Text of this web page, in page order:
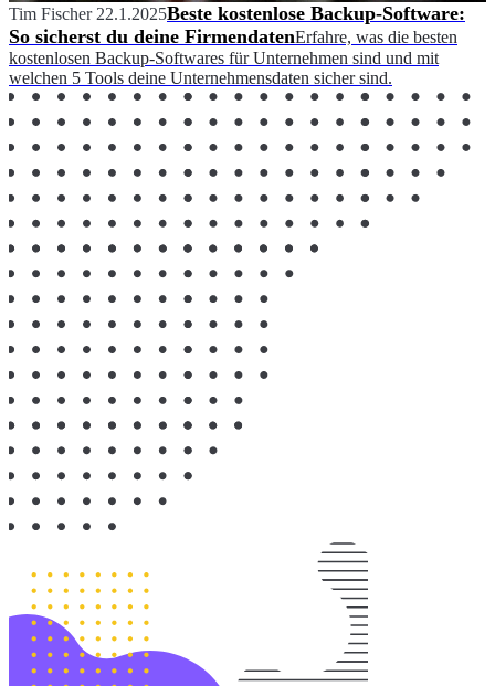
Tim Fischer 22.1.2025Beste kostenlose Backup-Software:
So sicherst du deine FirmendatenErfahre, was die besten
kostenlosen Backup-Softwares für Unternehmen sind und mit
welchen 5 Tools deine Unternehmensdaten sicher sind.